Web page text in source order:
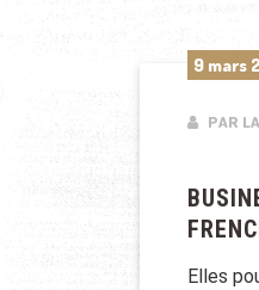
9 mars
PAR
Elles